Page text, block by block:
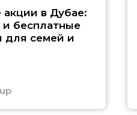
акции в Дубае:
и бесплатные
для семей и